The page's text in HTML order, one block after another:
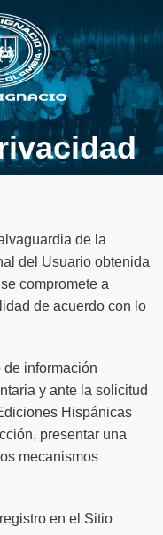
de la
del Usuario obtenida
compromete a
de acuerdo con lo
información
y ante la solicitud
Hispánicas
presentar una
mecanismos
en el Sitio